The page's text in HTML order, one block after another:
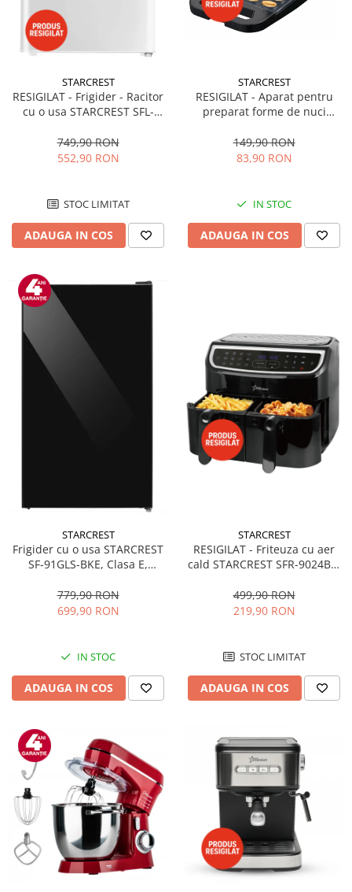
STARCREST
RESIGILAT - Frigider - Racitor
cu o usa STARCREST SFL-
92L, Iluminare interioara,H 83
cm, Alb
749,90 RON
552,90 RON
STOC LIMITAT
ADAUGA IN COS
STARCREST
RESIGILAT - Aparat pentru
preparat forme de nuci
forme, 1400W, Indicator
luminos, Placi antiaderente,
149,90 RON
83,90 RON
IN STOC
ADAUGA IN COS
STARCREST
Frigider cu o usa STARCREST
SF-91GLS-BKE, Clasa E,
interioara, H 83 cm, Sticla
Neagra
779,90 RON
699,90 RON
IN STOC
ADAUGA IN COS
STARCREST
RESIGILAT - Friteuza cu aer
cald STARCREST SFR-9024BK,
Termostat 80 - 200 °C, 12
programe, Negru
499,90 RON
219,90 RON
STOC LIMITAT
ADAUGA IN COS